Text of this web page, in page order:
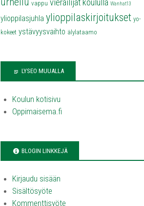
vappu vierailijat koululla Wanhat13
ylioppilasjuhla ylioppilaskirjoitukset yo-
kokeet ystävyysvaihto älylataamo
LYSEO MUUALLA
Koulun kotisivu
Oppimaisema.fi
BLOGIN LINKKEJÄ
Kirjaudu sisään
Sisältösyöte
Kommenttisyöte